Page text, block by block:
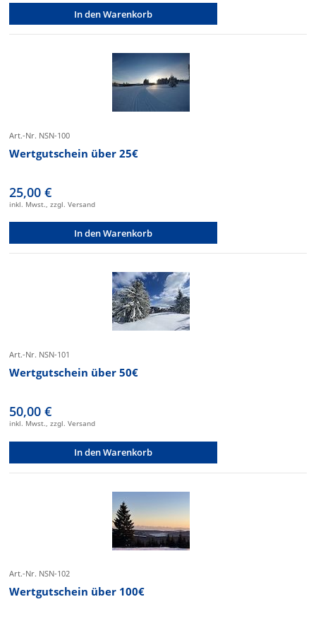
In den Warenkorb
Art.-Nr. NSN-100
Wertgutschein über 25€
25,00 €
inkl. Mwst., zzgl. Versand
In den Warenkorb
Art.-Nr. NSN-101
Wertgutschein über 50€
50,00 €
inkl. Mwst., zzgl. Versand
In den Warenkorb
Art.-Nr. NSN-102
Wertgutschein über 100€